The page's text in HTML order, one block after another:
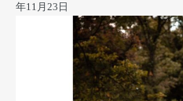
年11月23日